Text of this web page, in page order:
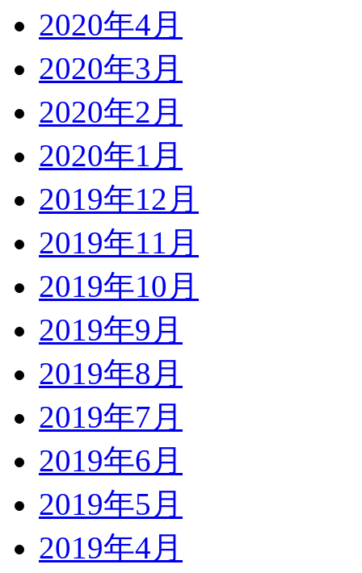
2020年4月
2020年3月
2020年2月
2020年1月
2019年12月
2019年11月
2019年10月
2019年9月
2019年8月
2019年7月
2019年6月
2019年5月
2019年4月